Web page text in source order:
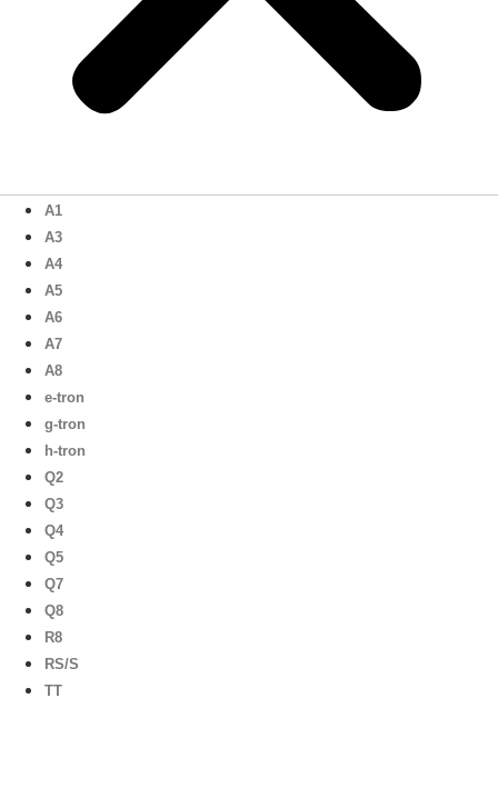
A1
A3
A4
A5
A6
A7
A8
e-tron
g-tron
h-tron
Q2
Q3
Q4
Q5
Q7
Q8
R8
RS/S
TT